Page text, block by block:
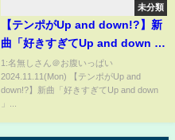
未分類
【テンポがUp and down!?】新
曲「好きすぎてUp and down 」
でランダムスピードダンスムー
ビー
1:名無しさん＠お腹いっぱい
2024.11.11(Mon) 【テンポがUp and
down!?】新曲「好きすぎてUp and down
」...